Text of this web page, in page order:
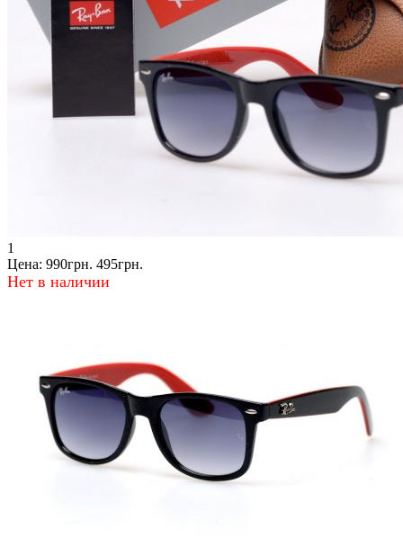
1
Цена: 990грн. 495грн.
Нет в наличии